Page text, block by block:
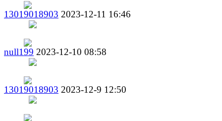
13019018903 2023-12-11 16:46
null199 2023-12-10 08:58
13019018903 2023-12-9 12:50